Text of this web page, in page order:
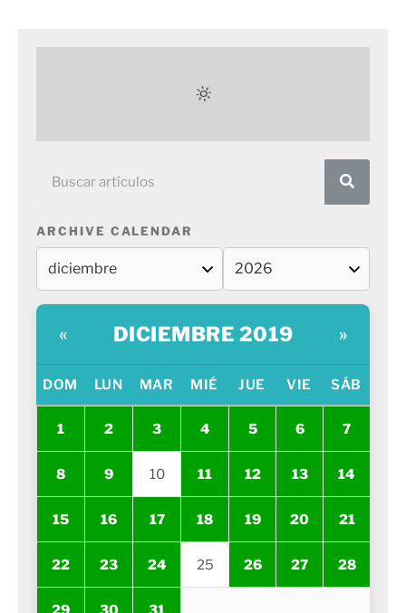
ARCHIVE CALENDAR
« DICIEMBRE 2019 »
DOM LUN MAR MIÉ JUE VIE SÁB
1 2 3 4 5 6 7
8 9 10 11 12 13 14
15 16 17 18 19 20 21
22 23 24 25 26 27 28